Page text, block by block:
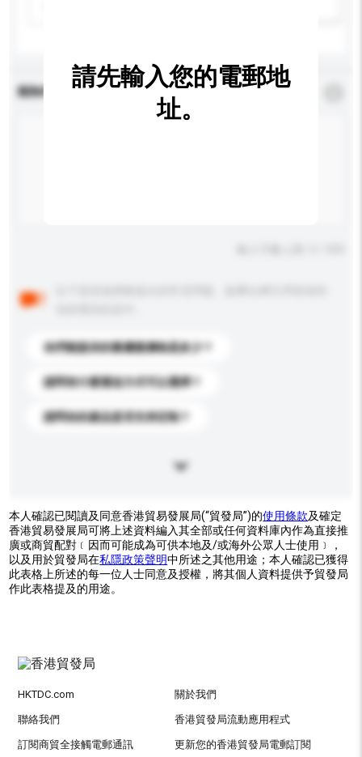
查詢內容 * 必須填寫
你們能提供的最優惠價格是多少？
請問有什麼運送方式可以選擇？
請問你的產品是否支持定制？
請先輸入您的電郵地
址。
本人確認已閱讀及同意香港貿易發展局(“貿發局”)的使用條款及確定
香港貿易發展局可將上述資料編入其全部或任何資料庫內作為直接推
廣或商貿配對﹝因而可能成為可供本地及/或海外公眾人士使用﹞，
以及用於貿發局在私隱政策聲明中所述之其他用途；本人確認已獲得
此表格上所述的每一位人士同意及授權，將其個人資料提供予貿發局
作此表格提及的用途。
HKTDC.com 關於我們
聯絡我們 香港貿發局流動應用程式
訂閱商貿全接觸電郵通訊 更新您的香港貿發局電郵訂閱